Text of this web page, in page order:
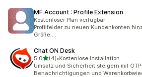
MF Account : Profile Extension
Kostenloser Plan verfügbar
Profilfelder zu neuen Kundenkonten
Größe....
Chat ON Desk
5,0von 5 Sternen
(4)
4 Rezensionen insgesamt
•Kostenlose Installation
Umsatz und Sicherheit steigern mit
Benachrichtigungen und